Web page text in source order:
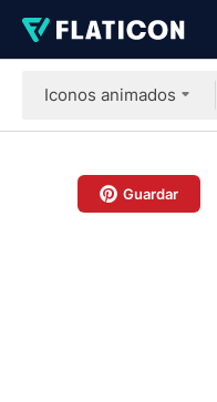
Iconos animados
Guardar